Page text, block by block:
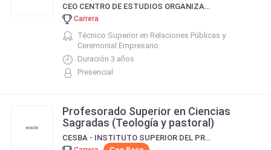
CEO CENTRO DE ESTUDIOS ORGANIZACIONALES
Carrera
Técnico Superior en Relaciones Públicas y
Ceremonial Empresario
Duración 3 años
Presencial
Profesorado Superior en Ciencias
Sagradas (Teología y pastoral)
CESBA - INSTITUTO SUPERIOR DEL PROFESORADO DON JUAN BOSCO